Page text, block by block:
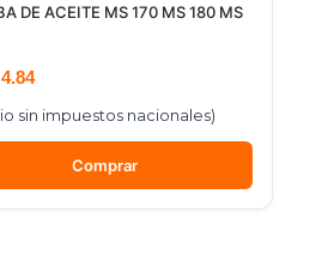
DE ACEITE MS 170 MS 180 MS
4.84
sin impuestos nacionales)
Comprar